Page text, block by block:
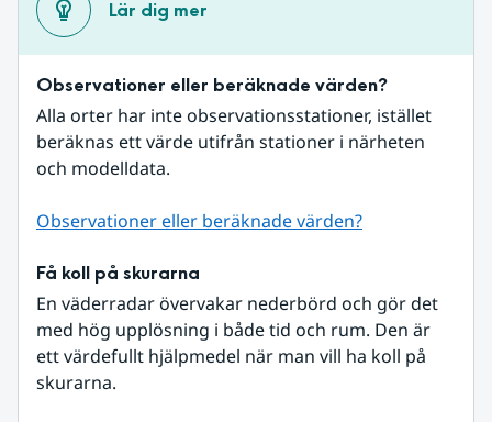
Lär dig mer
Observationer eller beräknade värden?
Alla orter har inte observationsstationer, istället
beräknas ett värde utifrån stationer i närheten
och modelldata.
Observationer eller beräknade värden?
Få koll på skurarna
En väderradar övervakar nederbörd och gör det
med hög upplösning i både tid och rum. Den är
ett värdefullt hjälpmedel när man vill ha koll på
skurarna.